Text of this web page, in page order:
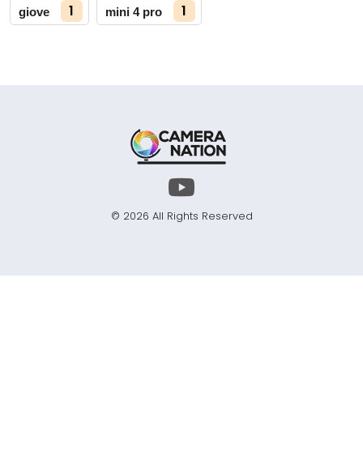
giove 1 mini 4 pro 1
© 2026 All Rights Reserved